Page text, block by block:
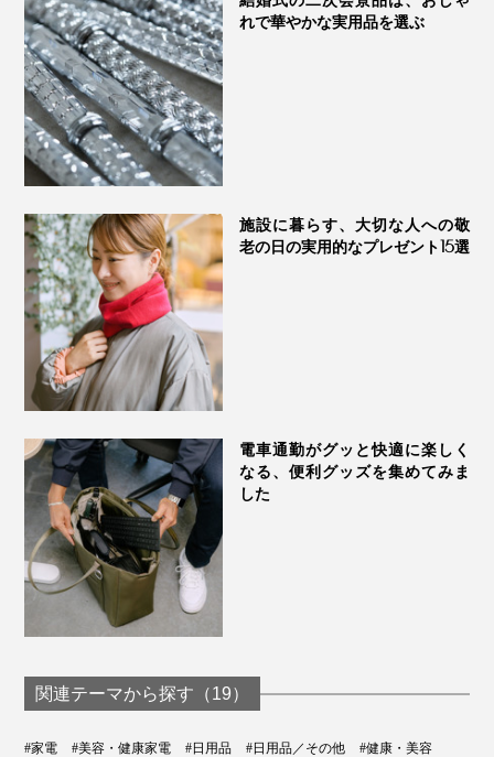
れで華やかな実用品を選ぶ
施設に暮らす、大切な人への敬
老の日の実用的なプレゼント15選
電車通勤がグッと快適に楽しく
なる、便利グッズを集めてみま
した
関連テーマから探す（19）
#家電 #美容・健康家電 #日用品 #日用品／その他
#健康・美容